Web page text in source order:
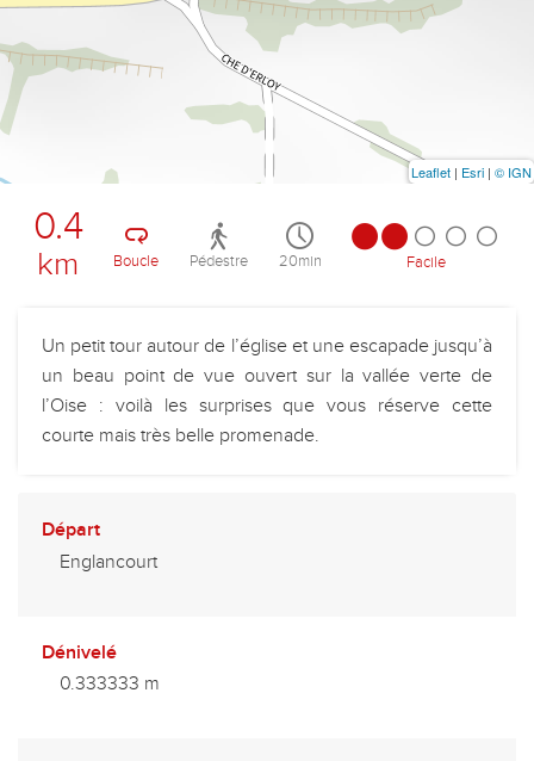
0.4
km Boucle Pédestre 20min Facile
Un petit tour autour de l’église et une escapade jusqu’à
un beau point de vue ouvert sur la vallée verte de
l’Oise : voilà les surprises que vous réserve cette
courte mais très belle promenade.
Départ
Englancourt
Dénivelé
0.333333 m
Leaflet | Esri | © IGN